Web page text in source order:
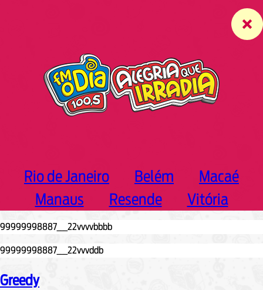
Rio de Janeiro Belém
Macaé
Manaus
Resende Vitória
Greedy